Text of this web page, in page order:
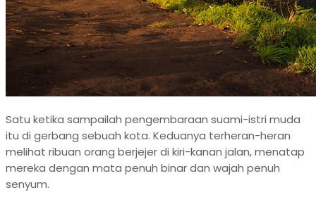
Satu ketika sampailah pengembaraan suami-istri muda
itu di gerbang sebuah kota. Keduanya terheran-heran
melihat ribuan orang berjejer di kiri-kanan jalan, menatap
mereka dengan mata penuh binar dan wajah penuh
senyum.